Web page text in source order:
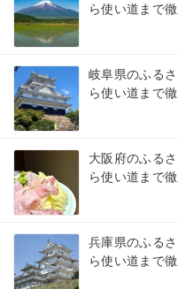
ら使い道まで徹
岐阜県のふる
ら使い道まで徹
大阪府のふる
ら使い道まで徹
兵庫県のふる
ら使い道まで徹